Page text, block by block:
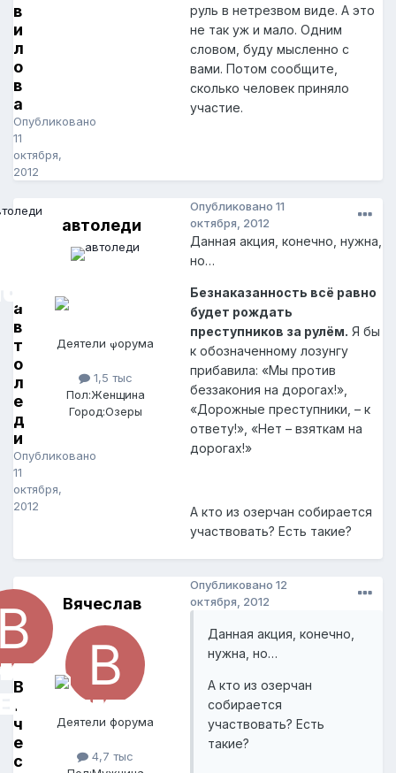
в
и
л
о
в
а
Опубликовано
11
октября,
2012
руль в нетрезвом виде. А это
не так уж и мало. Одним
словом, буду мысленно с
вами. Потом сообщите,
сколько человек приняло
участие.
а
в
т
о
л
е
д
и
Опубликовано
11
октября,
2012
автоледи
Деятели форума
1,5 тыс
Пол:Женщина
Город:Озеры
Опубликовано 11
октября, 2012
Данная акция, конечно, нужна,
но…
Безнаказанность всё равно
будет рождать
преступников за рулём. Я бы
к обозначенному лозунгу
прибавила: «Мы против
беззакония на дорогах!»,
«Дорожные преступники, – к
ответу!», «Нет – взяткам на
дорогах!»
А кто из озерчан собирается
участвовать? Есть такие?
В
я
ч
е
с
Вячеслав
Деятели форума
4,7 тыс
Опубликовано 12
октября, 2012
Данная акция, конечно,
нужна, но…
А кто из озерчан
собирается
участвовать? Есть
такие?